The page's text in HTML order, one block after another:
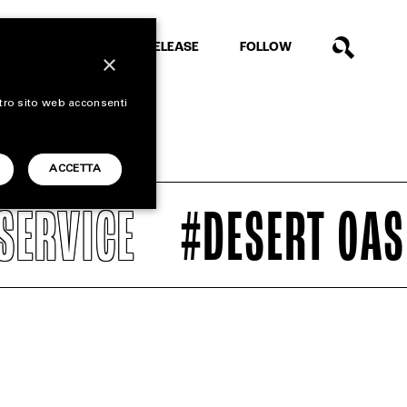
RELEASE FOLLOW
#DESERT
×
sito web acconsenti
ACCETTA